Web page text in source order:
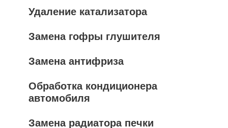
Удаление катализатора
Замена гофры глушителя
Замена антифриза
Обработка кондиционера
автомобиля
Замена радиатора печки